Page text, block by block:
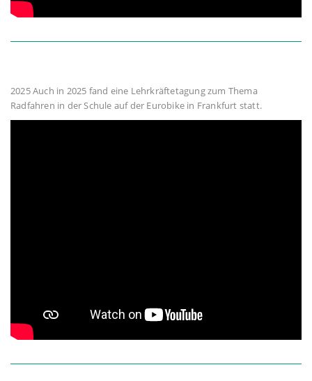
2025 Auch in 2025 fand eine Lehrkräftetagung zum Thema
Radfahren in der Schule auf der Eurobike in Frankfurt statt.